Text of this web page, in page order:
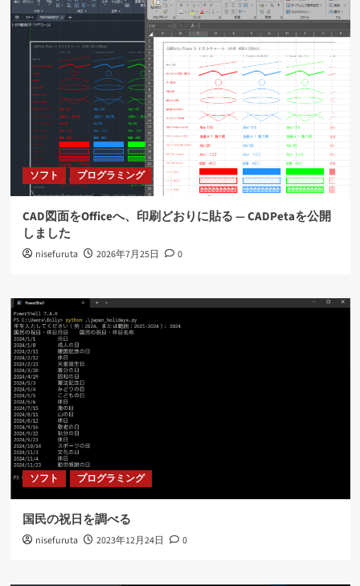
ソフト プログラミング
CAD図面をOfficeへ、印刷どおりに貼る ― CADPetaを公開
しました
nisefuruta 2026年7月25日 0
ソフト プログラミング
国民の祝日を調べる
nisefuruta 2023年12月24日 0